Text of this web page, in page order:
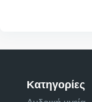
Κατηγορίες